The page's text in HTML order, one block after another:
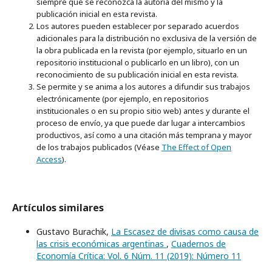
publicación inicial en esta revista.
Los autores pueden establecer por separado acuerdos
adicionales para la distribución no exclusiva de la versión de
la obra publicada en la revista (por ejemplo, situarlo en un
repositorio institucional o publicarlo en un libro), con un
reconocimiento de su publicación inicial en esta revista.
Se permite y se anima a los autores a difundir sus trabajos
electrónicamente (por ejemplo, en repositorios
institucionales o en su propio sitio web) antes y durante el
proceso de envío, ya que puede dar lugar a intercambios
productivos, así como a una citación más temprana y mayor
de los trabajos publicados (Véase The Effect of Open
Access).
Artículos similares
Gustavo Burachik, La Escasez de divisas como causa de
las crisis económicas argentinas , Cuadernos de
Economía Crítica: Vol. 6 Núm. 11 (2019): Número 11